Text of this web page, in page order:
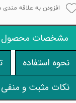
افزودن به علاقه مندی
مشخصات محصول
نحوه استفاده
نکات مثبت و منفی